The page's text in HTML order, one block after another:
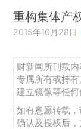
重构集体产
2015年10月28日
财新网所刊载
专属所有或持
建立镜像等任何
如有意愿转载
确认及授权后，